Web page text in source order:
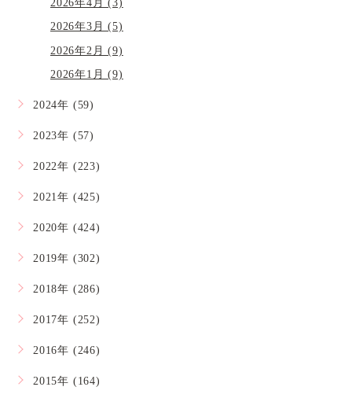
2026年4月 (3)
2026年3月 (5)
2026年2月 (9)
2026年1月 (9)
2024年 (59)
2023年 (57)
2022年 (223)
2021年 (425)
2020年 (424)
2019年 (302)
2018年 (286)
2017年 (252)
2016年 (246)
2015年 (164)